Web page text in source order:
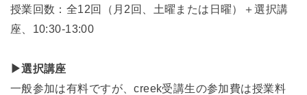
授業回数：全12回（月2回、土曜または日曜）＋選択講
座、10:30-13:00
▶選択講座
一般参加は有料ですが、creek受講生の参加費は授業料